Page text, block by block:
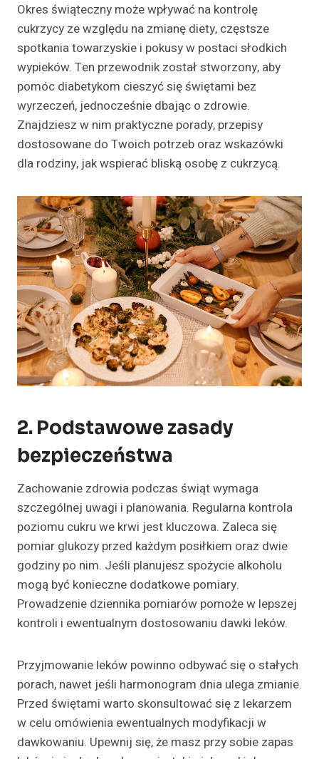
Okres świąteczny może wpływać na kontrolę
cukrzycy ze względu na zmianę diety, częstsze
spotkania towarzyskie i pokusy w postaci słodkich
wypieków. Ten przewodnik został stworzony, aby
pomóc diabetykom cieszyć się świętami bez
wyrzeczeń, jednocześnie dbając o zdrowie.
Znajdziesz w nim praktyczne porady, przepisy
dostosowane do Twoich potrzeb oraz wskazówki
dla rodziny, jak wspierać bliską osobę z cukrzycą.
2. Podstawowe zasady
bezpieczeństwa
Zachowanie zdrowia podczas świąt wymaga
szczególnej uwagi i planowania. Regularna kontrola
poziomu cukru we krwi jest kluczowa. Zaleca się
pomiar glukozy przed każdym posiłkiem oraz dwie
godziny po nim. Jeśli planujesz spożycie alkoholu
mogą być konieczne dodatkowe pomiary.
Prowadzenie dziennika pomiarów pomoże w lepszej
kontroli i ewentualnym dostosowaniu dawki leków.
Przyjmowanie leków powinno odbywać się o stałych
porach, nawet jeśli harmonogram dnia ulega zmianie.
Przed świętami warto skonsultować się z lekarzem
w celu omówienia ewentualnych modyfikacji w
dawkowaniu. Upewnij się, że masz przy sobie zapas